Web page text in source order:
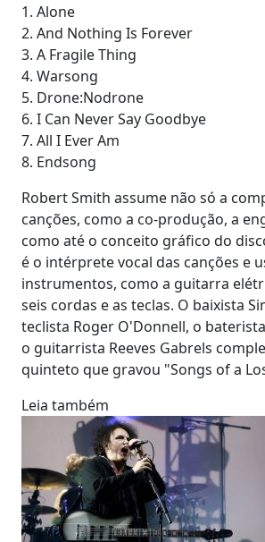
1. Alone
2. And Nothing Is Forever
3. A Fragile Thing
4. Warsong
5. Drone:Nodrone
6. I Can Never Say Goodbye
7. All I Ever Am
8. Endsong
Robert Smith assume não só a
canções, como a co-produção, a
como até o conceito gráfico do
é o intérprete vocal das canções e
instrumentos, como a guitarra
seis cordas e as teclas. O baixista
teclista Roger O'Donnell, o
o guitarrista Reeves Gabrels
quinteto que gravou "Songs of a
Leia também